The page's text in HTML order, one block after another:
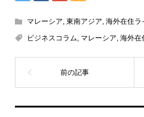
マレーシア 東南アジア 海外在住ラ
ビジネスコラム マレーシア 海外在